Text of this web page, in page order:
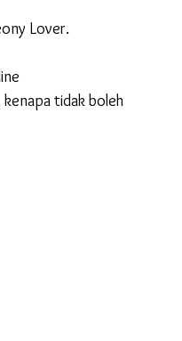
Lover.
tidak boleh